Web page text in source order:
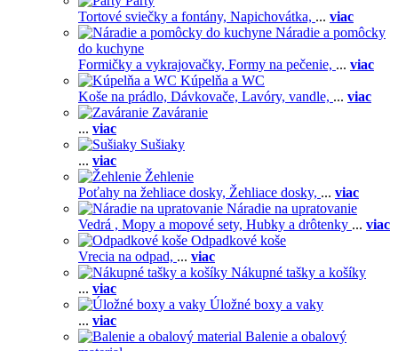
Tortové sviečky a fontány, Napichovátka, ... viac
Náradie a pomôcky
do kuchyne
Formičky a vykrajovačky, Formy na pečenie, ... viac
Kúpelňa a WC
Koše na prádlo, Dávkovače, Lavóry, vandle, ... viac
Zaváranie
... viac
Sušiaky
... viac
Žehlenie
Poťahy na žehliace dosky, Žehliace dosky, ... viac
Náradie na upratovanie
Vedrá , Mopy a mopové sety, Hubky a drôtenky ... viac
Odpadkové koše
Vrecia na odpad, ... viac
Nákupné tašky a košíky
... viac
Úložné boxy a vaky
... viac
Balenie a obalový